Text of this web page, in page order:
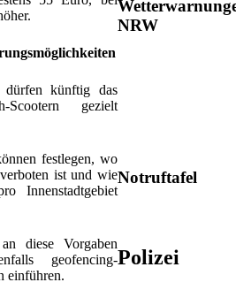
dürfen künftig das
gezielt
festlegen, wo
ist und wie
Innenstadtgebiet
diese Vorgaben
geofencing-
einführen.
NRW
Notruftafel
Polizei